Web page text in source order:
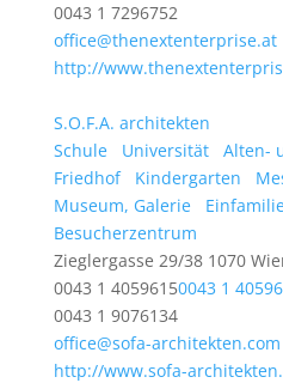
0043 1 7296752
office@thenextenterprise.at
http://
S.O.F.A. architekten
Schule
Universität
Alten-
Friedhof
Kindergarten
Museum, Galerie
Besucherzentrum
Zieglergasse 29/38 1070
0043 1 40596150043 1
0043 1 9076134
office@sofa-architekten.com
http://www.sofa-